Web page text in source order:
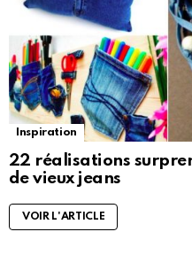
Inspiration
22 réalisations
de vieux jeans
VOIR L'ARTICLE